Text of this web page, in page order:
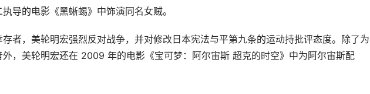
导的电影《黑蜥蜴》中饰演同名女贼。
者，美轮明宏强烈反对战争，并对修改日本宪法与平第九条的运动持批评态度。除了为
，美轮明宏还在 2009 年的电影《宝可梦：阿尔宙斯 超克的时空》中为阿尔宙斯配